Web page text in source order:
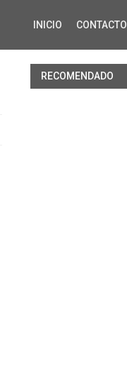
INICIO CONTACTO
RECOMENDADO